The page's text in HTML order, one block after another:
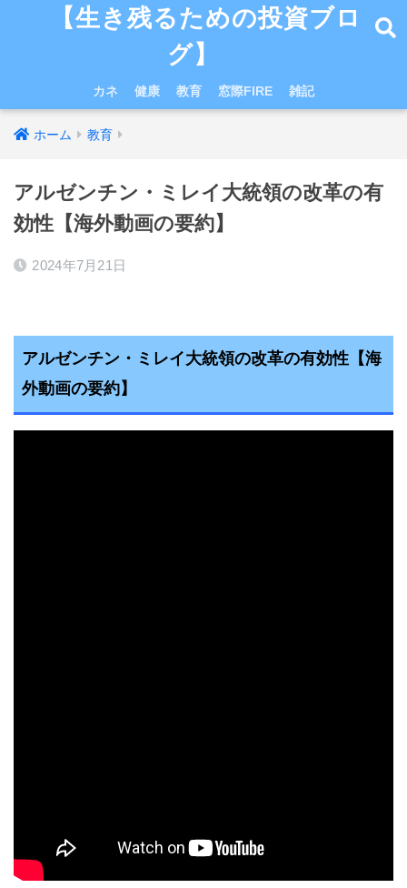
【生き残るための投資ブロ
グ】
カネ 健康 教育 窓際FIRE 雑記
ホーム 教育
アルゼンチン・ミレイ大統領の改革の有
効性【海外動画の要約】
2024年7月21日
アルゼンチン・ミレイ大統領の改革の有効性【海
外動画の要約】